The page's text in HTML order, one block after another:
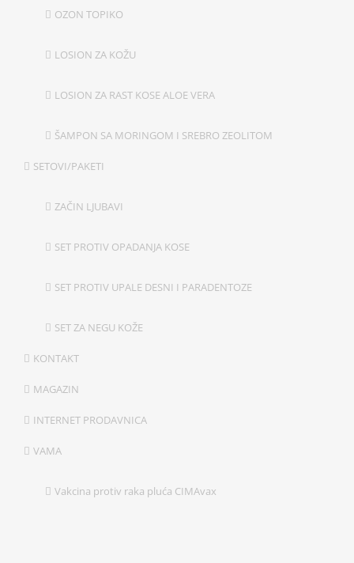
OZON TOPIKO
LOSION ZA KOŽU
LOSION ZA RAST KOSE ALOE VERA
ŠAMPON SA MORINGOM I SREBRO ZEOLITOM
SETOVI/PAKETI
ZAČIN LJUBAVI
SET PROTIV OPADANJA KOSE
SET PROTIV UPALE DESNI I PARADENTOZE
SET ZA NEGU KOŽE
KONTAKT
MAGAZIN
INTERNET PRODAVNICA
VAMA
Vakcina protiv raka pluća CIMAvax